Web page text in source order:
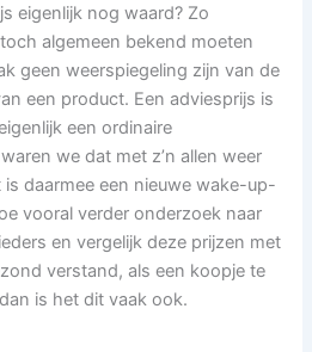
eigenlijk nog waard? Zo
algemeen bekend moeten
geen weerspiegeling zijn van de
een product. Een adviesprijs is
een ordinaire
we dat met z’n allen weer
daarmee een nieuwe wake-up-
vooral verder onderzoek naar
en vergelijk deze prijzen met
verstand, als een koopje te
is het dit vaak ook.